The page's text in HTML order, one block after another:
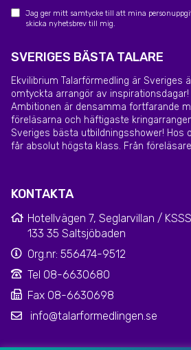
KONTAKTA
Hotellvägen 7, Seglarvillan / KSSS
133 35 Saltsjöbaden
Org.nr: 556474-9512
Tel 08-6630680
Fax 08-6630698
info@talarformedlingen.se
SVERIGES BÄSTA TALARE
Ekvilibrium Talarförmedling är
omtyckta arrangör av inspirationsdagar!
Ambitionen är densamma fortfarande
föreläsarna och häftigaste
Sveriges bästa utbildningsshower! Hos
får absolut högsta klass. Från
Jag ger mitt samtycke till att mina
skicka nyhetsbrev till mig.